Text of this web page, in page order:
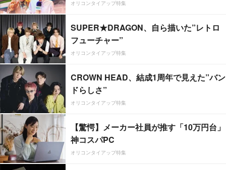
オリコンタイアップ特集
SUPER★DRAGON、自ら描いた”レトロ
フューチャー”
オリコンタイアップ特集
CROWN HEAD、結成1周年で見えた”バン
ドらしさ”
オリコンタイアップ特集
【驚愕】メーカー社員が推す「10万円台」
神コスパPC
オリコンタイアップ特集